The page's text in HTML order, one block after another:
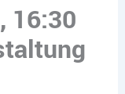
16:30